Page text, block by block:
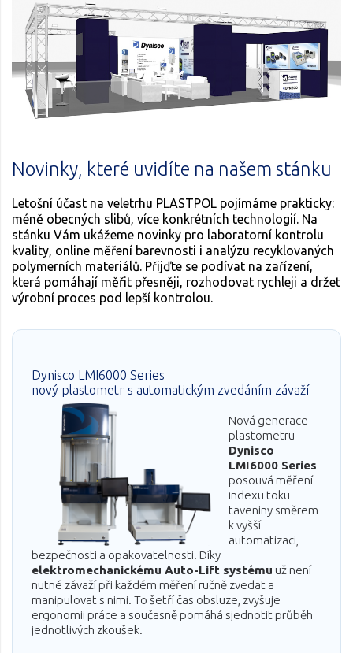
Novinky, které uvidíte na našem stánku
Letošní účast na veletrhu PLASTPOL pojímáme prakticky:
méně obecných slibů, více konkrétních technologií. Na
stánku Vám ukážeme novinky pro laboratorní kontrolu
kvality, online měření barevnosti i analýzu recyklovaných
polymerních materiálů. Přijďte se podívat na zařízení,
která pomáhají měřit přesněji, rozhodovat rychleji a držet
výrobní proces pod lepší kontrolou.
Dynisco LMI6000 Series
nový plastometr s automatickým zvedáním závaží
Nová generace
plastometru
Dynisco
LMI6000 Series
posouvá měření
indexu toku
taveniny směrem
k vyšší
automatizaci,
bezpečnosti a opakovatelnosti. Díky
elektromechanickému Auto-Lift systému už není
nutné závaží při každém měření ručně zvedat a
manipulovat s nimi. To šetří čas obsluze, zvyšuje
ergonomii práce a současně pomáhá sjednotit průběh
jednotlivých zkoušek.